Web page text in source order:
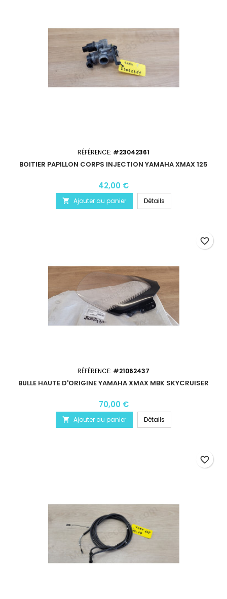
RÉFÉRENCE: #23042361
BOITIER PAPILLON CORPS INJECTION YAMAHA XMAX 125
42,00 €
 Ajouter au panier Détails
RÉFÉRENCE: #21062437
BULLE HAUTE D'ORIGINE YAMAHA XMAX MBK SKYCRUISER
70,00 €
 Ajouter au panier Détails
favorite_border
favorite_border